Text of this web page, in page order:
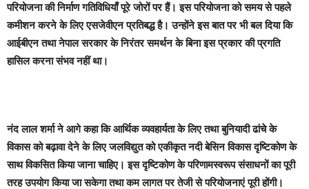
परियोजना की निर्माण गतिविधियाँ पूरे जोरों पर हैं। इस परियोजना को समय से पहले
कमीशन करने के लिए एसजेवीएन प्रतिबद्ध है। उन्होंने इस बात पर भी बल दिया कि
आईबीएन तथा नेपाल सरकार के निरंतर समर्थन के बिना इस प्रकार की प्रगति
हासिल करना संभव नहीं था।
नंद लाल शर्मा ने आगे कहा कि आर्थिक व्यवहार्यता के लिए तथा बुनियादी ढांचे के
विकास को बढ़ावा देने के लिए जलविद्युत को एकीकृत नदी बेसिन विकास दृष्टिकोण के
साथ विकसित किया जाना चाहिए। इस दृष्टिकोण के परिणामस्वरूप संसाधनों का पूरी
तरह उपयोग किया जा सकेगा तथा कम लागत पर तेजी से परियोजनाएं पूरी होंगी।